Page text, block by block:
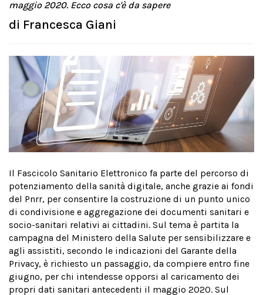
maggio 2020. Ecco cosa c'è da sapere
di Francesca Giani
Il Fascicolo Sanitario Elettronico fa parte del percorso di
potenziamento della sanità digitale, anche grazie ai fondi
del Pnrr, per consentire la costruzione di un punto unico
di condivisione e aggregazione dei documenti sanitari e
socio-sanitari relativi ai cittadini. Sul tema è partita la
campagna del Ministero della Salute per sensibilizzare e
agli assistiti, secondo le indicazioni del Garante della
Privacy, è richiesto un passaggio, da compiere entro fine
giugno, per chi intendesse opporsi al caricamento dei
propri dati sanitari antecedenti il maggio 2020. Sul